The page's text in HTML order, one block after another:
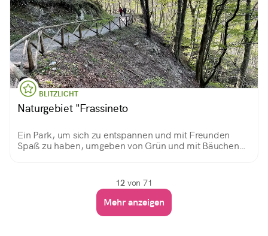
BLITZLICHT
Naturgebiet "Frassineto
Ein Park, um sich zu entspannen und mit Freunden
Spaß zu haben, umgeben von Grün und mit Bäuchen
12von 71
Mehr anzeigen